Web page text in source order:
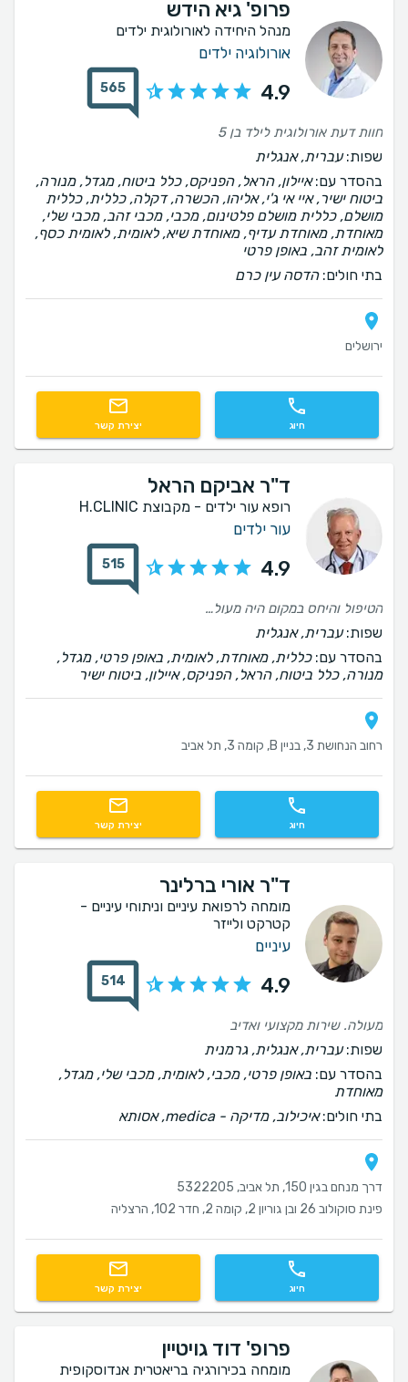
פרופ' גיא הידש
מנהל היחידה לאורולוגית ילדים
אורולוגיה ילדים
4.9
565
חוות דעת אורולוגית לילד בן 5
שפות:עברית, אנגלית
בהסדר עם:איילון, הראל, הפניקס, כלל ביטוח, מגדל, מנורה,
ביטוח ישיר, איי אי ג'י, אליהו, הכשרה, דקלה, כללית, כללית
מושלם, כללית מושלם פלטינום, מכבי, מכבי זהב, מכבי שלי,
מאוחדת, מאוחדת עדיף, מאוחדת שיא, לאומית, לאומית כסף,
לאומית זהב, באופן פרטי
בתי חולים:הדסה עין כרם
ירושלים
חיוג יצירת קשר
ד"ר אביקם הראל
רופא עור ילדים - מקבוצת H.CLINIC
עור ילדים
4.9
515
הטיפול והיחס במקום היה מעולה אבל בשיחה המקדימה קיבלתי אינפורמציה שגויה לגבי ההחזר שאקבל מהביטוח ורק על סמך זה קבעתי את התור, כשבפועל במקום עצמו נאמר לי שאני לא יכולה לקבל את ההחזר כפי שאמרו לי טרם הטיפול אשמח למענה
שפות:עברית, אנגלית
בהסדר עם:כללית, מאוחדת, לאומית, באופן פרטי, מגדל,
מנורה, כלל ביטוח, הראל, הפניקס, איילון, ביטוח ישיר
רחוב הנחושת 3, בניין B, קומה 3, תל אביב
חיוג יצירת קשר
ד"ר אורי ברלינר
מומחה לרפואת עיניים וניתוחי עיניים -
קטרקט ולייזר
עיניים
4.9
514
מעולה. שירות מקצועי ואדיב
שפות:עברית, אנגלית, גרמנית
בהסדר עם: באופן פרטי, מכבי, לאומית, מכבי שלי, מגדל,
מאוחדת
בתי חולים:איכילוב, ‫מדיקה - medica, אסותא
דרך מנחם בגין 150, תל אביב, 5322205
פינת סוקולוב 26 ובן גוריון 2, קומה 2, חדר 102, הרצליה
חיוג יצירת קשר
פרופ' דוד גויטיין
מומחה בכירורגיה בריאטרית אנדוסקופית